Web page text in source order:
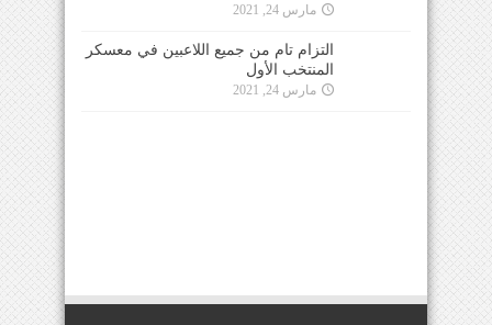
مارس 24, 2021
التزام تام من جميع اللاعبين في معسكر
المنتخب الأول
مارس 24, 2021